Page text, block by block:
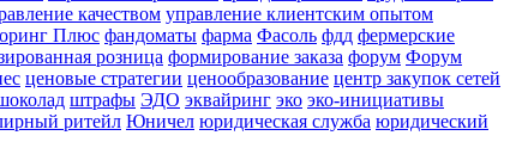
качеством управление клиентским опытом
Плюс фандоматы фарма Фасоль фдд фермерские
розница формирование заказа форум Форум
ценовые стратегии ценообразование центр закупок сетей
штрафы ЭДО эквайринг эко эко-инициативы
ритейл Юничел юридическая служба юридический